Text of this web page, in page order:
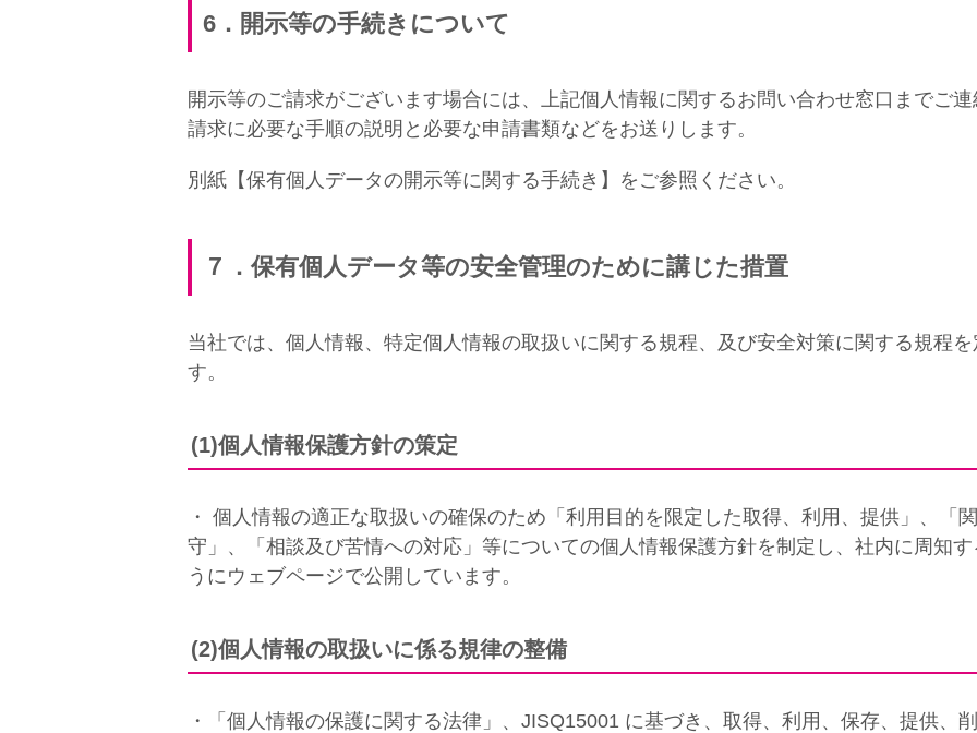
6 ．開示等の手続きについて
開示等のご請求がございます場合には、上記個人情報に関するお問い合わせ窓口までご連
請求に必要な手順の説明と必要な申請書類などをお送りします。
別紙【保有個人データの開示等に関する手続き】をご参照ください。
７．保有個人データ等の安全管理のために講じた措置
当社では、個人情報、特定個人情報の取扱いに関する規程、及び安全対策に関する規程
す。
(1)個人情報保護方針の策定
・ 個人情報の適正な取扱いの確保のため「利用目的を限定した取得、利用、提供」、「
守」、「相談及び苦情への対応」等についての個人情報保護方針を制定し、社内に周知
うにウェブページで公開しています。
(2)個人情報の取扱いに係る規律の整備
・「個人情報の保護に関する法律」、JISQ15001 に基づき、取得、利用、保存、提供、